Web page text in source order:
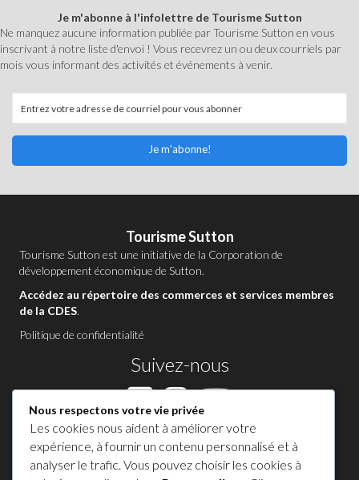
Je m'abonne à l'infolettre de Tourisme Sutton
Ne manquez aucune information publiée par Tourisme Sutton en vous
inscrivant à notre liste d'envoi ! Vous recevrez un ou deux courriels par
mois vous informant des activités et événements à venir.
Je m'abonne!
Tourisme Sutton
Tourisme Sutton est une initiative de la Corporation de
développement économique de Sutton.
Accédez au répertoire des commerces et services membres
de la CDES.
Politique de confidentialité
Suivez-nous
Contactez-nous à Sutton
1 450 538-8455
Nous respectons votre vie privée
Les cookies nous aident à améliorer votre
expérience, à fournir un contenu personnalisé et à
analyser le trafic. Vous pouvez choisir les cookies à